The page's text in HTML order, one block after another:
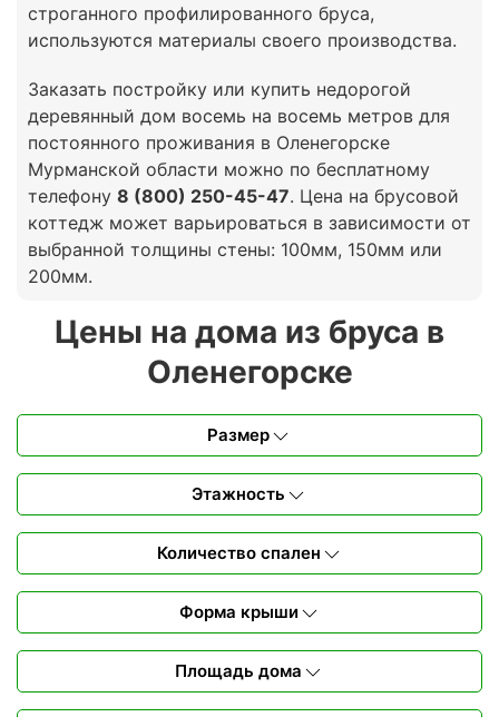
строганного профилированного бруса,
используются материалы своего производства.
Заказать постройку или купить недорогой
деревянный дом восемь на восемь метров для
постоянного проживания в Оленегорске
Мурманской области можно по бесплатному
телефону 8 (800) 250-45-47. Цена на брусовой
коттедж может варьироваться в зависимости от
выбранной толщины стены: 100мм, 150мм или
200мм.
Цены на дома из бруса в
Оленегорске
Размер
Этажность
Количество спален
Форма крыши
Площадь дома